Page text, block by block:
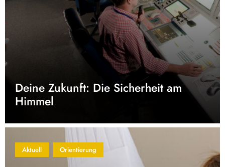
Deine Zukunft: Die Sicherheit am
Himmel
Aktuell Orientierung